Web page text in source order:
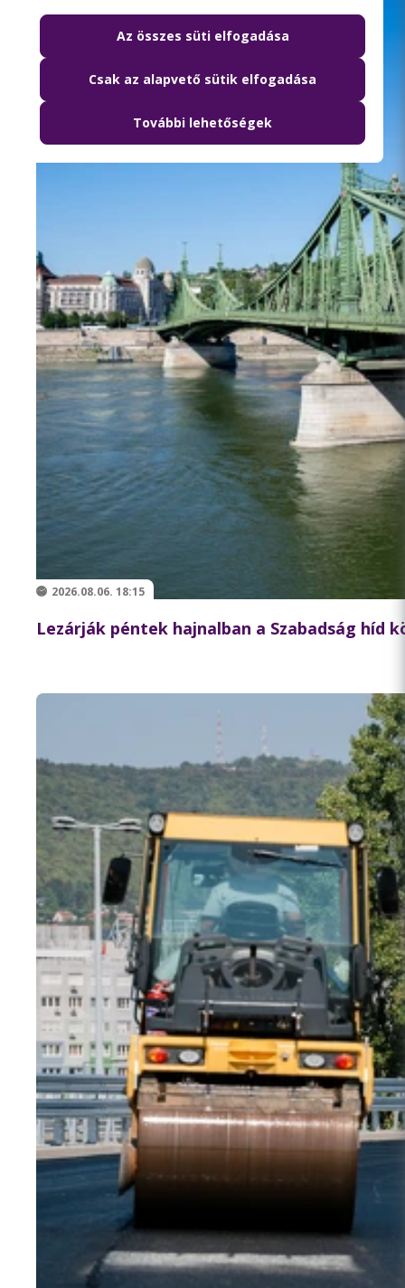
2026.08.06. 18:15
Lezárják péntek hajnalban a Szabadság híd
Az összes süti elfogadása
Csak az alapvető sütik elfogadása
További lehetőségek